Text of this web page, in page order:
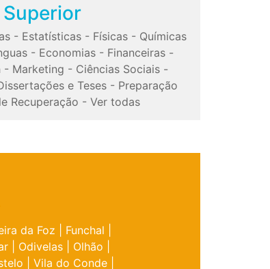
- Estatísticas- Físicas- Químicas
- Economias - Financeiras -
- Marketing - Ciências Sociais-
e Teses - Preparação
Recuperação - Ver todas
da Foz Funchal
Odivelas Olhão
Vila do Conde